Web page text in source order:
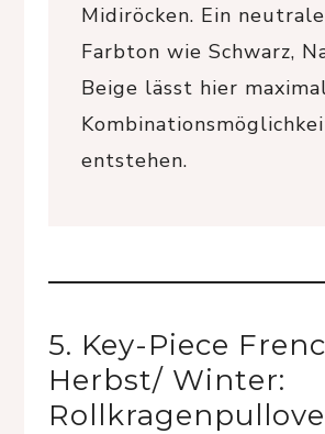
Midiröcken. Ein
Farbton wie Schwarz,
Beige lässt hier
entstehen.
5. Key-Piece
Herbst/ Winter: